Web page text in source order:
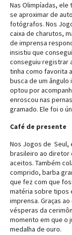
Nas Olimpíadas,
se aproximar de
fotógrafos. Nos
caixa de charutos,
de imprensa
insistiu que
conseguiu registrar
tinha como favorita
busca de um
optou por
enroscou nas
gramado. Ele foi o
Café de presente
Nos Jogos de Seul,
brasileiro ao diretor
aceitos. Também
comprido, barba
que fez com que
matéria sobre tipos
imprensa. Graças
vésperas da
momento em que o
medalha de ouro.